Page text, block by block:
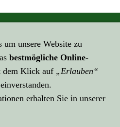
unsere Website zu
bestmögliche Online-
dem Klick auf „Erlauben“
erhalten Sie in unserer